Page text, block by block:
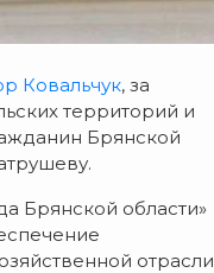
Ковальчук, за
территорий и
Брянской
Брянской области»
отрасли